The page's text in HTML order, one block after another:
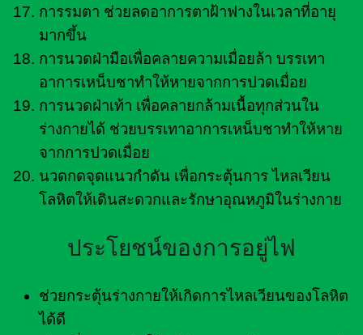
การรมตา ช่วยลดอาการตาฝ้าฟางในเวลาที่อายุ
มากขึ้น
การนวดฝ่ามือเพื่อคลายความเมื่อยล้า บรรเทา
อาการเหน็บชาทำให้หายจากการปวดเมื่อย
การนวดฝ่าเท้า เพื่อคลายกล้ามเนื้อทุกส่วนใน
ร่างกายได้ ช่วยบรรเทาอาการเหน็บชาทำให้หาย
จากการปวดเมื่อย
นวดกดจุดแนวกำดัน เพื่อกระตุ้นการ ไหลเวียน
โลหิตให้เดินสะดวกและรักษาอุณหภูมิในร่างกาย
ประโยชน์ของการอยู่ไฟ
ช่วยกระตุ้นร่างกายให้เกิดการไหลเวียนของโลหิต
ได้ดี